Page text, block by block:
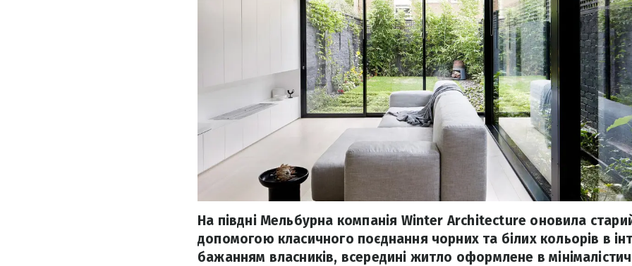
На півдні Мельбурна компанія Winter Architecture оновила
допомогою класичного поєднання чорних та білих кольорів в
бажанням власників, всередині житло оформлене в